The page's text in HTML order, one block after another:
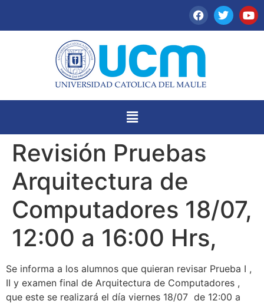
Revisión Pruebas
Arquitectura de
Computadores 18/07,
12:00 a 16:00 Hrs,
Se informa a los alumnos que quieran revisar Prueba I ,
II y examen final de Arquitectura de Computadores ,
que este se realizará el día viernes 18/07 de 12:00 a